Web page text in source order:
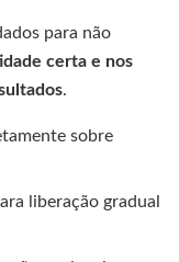
para não
certa e nos
.
sobre
liberação gradual